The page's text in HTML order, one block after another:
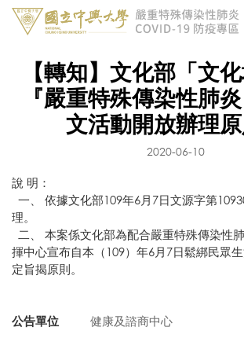
【轉知】文化部「文
『嚴重特殊傳染性肺
文活動開放辦理原
2020-06-10
說 明：
一、 依據文化部109年6月7日文源字第
理。
二、 本案係文化部為配合嚴重特殊傳染性
揮中心宣布自本（109）年6月7日鬆綁民眾
定旨揭原則。
公告單位
健康及諮商中心